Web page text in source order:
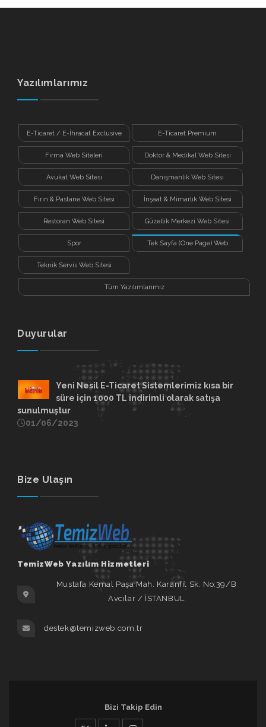
Yazılımlarımız
E-Ticaret / E-İhracat Exclusive E-Ticaret Premium
Firma Web Siteleri Doktor & Medikal Web Sitesi
Avukat Web Sitesi Danışmanlık Web Sitesi
Fırın & Pastane Web Sitesi İnşaat & Mimarlık Web Sitesi
Restoran Web Sitesi Güzellik Merkezi Web Sitesi
Spor Tek Sayfa (One Page) Web
Teknik Servis Web Sitesi
Tüm Yazılımlarımız
Duyurular
Yeni Nesil E-Ticaret Sistemlerimiz kısa bir
süre için 1000 TL indirimli olarak satışa
sunulmuştur
01/06/2023
Bize Ulaşın
TemizWeb Yazılım Hizmetleri
Mustafa Kemal Paşa Mah. Karanfil Sk. No:39/B
Avcılar / İSTANBUL
destek@temizweb.com.tr
Bizi Takip Edin